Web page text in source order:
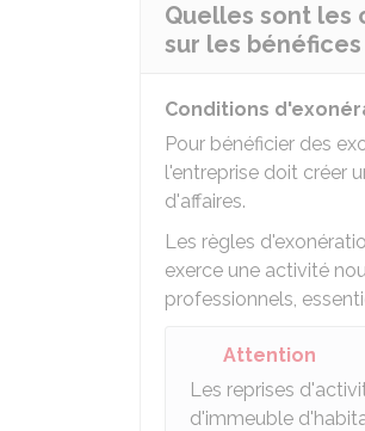
Quelles sont les
sur les bénéfices
Conditions
Pour bénéficier des
l'entreprise doit créer
d'affaires.
Les règles
exerce une activité
professionnels,
Attention
Les reprises
d'immeuble